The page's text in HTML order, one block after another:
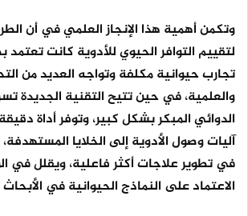
وتكمن أهمية هذا الإنجاز العلمي في أن
لتقييم التوافر الحيوي للأدوية كانت
تجارب حيوانية مكلفة وتواجه العديد من
والعلمية، في حين تتيح التقنية الجديدة
الدوائي المبكر بشكل كبير، وتوفر أداة
آليات وصول الأدوية إلى الخلايا
في تطوير علاجات أكثر فاعلية، ويقلل في
الاعتماد على النماذج الحيوانية في